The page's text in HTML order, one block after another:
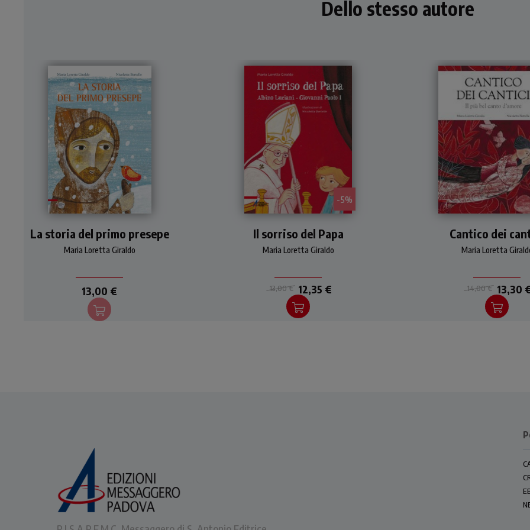
Dello stesso autore
dal tratto raffinato e
delicato di Nicoletta
Bertelle, in cui Maria
Natale di Greccio del 1223.
Maria Loretta Giraldo
La storia del primo presepe
13,00 €
- 5%
da leggere ai bambini
attraverso alcuni dei tanti
piccoli ricordi lieti che il papa
sua strada.
Maria Loretta Giraldo
Il sorriso del Papa
13,00 € 12,35 €
poetico cantico
ragazzi e arricchito
Nicoletta Bertelle.
Maria Loretta
Cantico dei
14,00 € 13,30